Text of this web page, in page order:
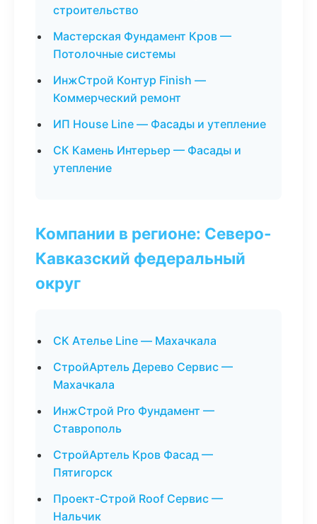
строительство
Мастерская Фундамент Кров —
Потолочные системы
ИнжСтрой Контур Finish —
Коммерческий ремонт
ИП House Line — Фасады и утепление
СК Камень Интерьер — Фасады и
утепление
Компании в регионе: Северо-
Кавказский федеральный
округ
СК Ателье Line — Махачкала
СтройАртель Дерево Сервис —
Махачкала
ИнжСтрой Pro Фундамент —
Ставрополь
СтройАртель Кров Фасад —
Пятигорск
Проект-Строй Roof Сервис —
Нальчик